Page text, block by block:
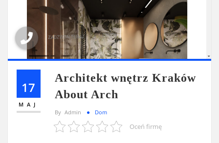
17
MAJ
Architekt wnętrz Kraków
About Arch
By Admin Dom
Oceń firmę